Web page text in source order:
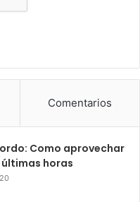
Comentarios
Como aprovechar
horas